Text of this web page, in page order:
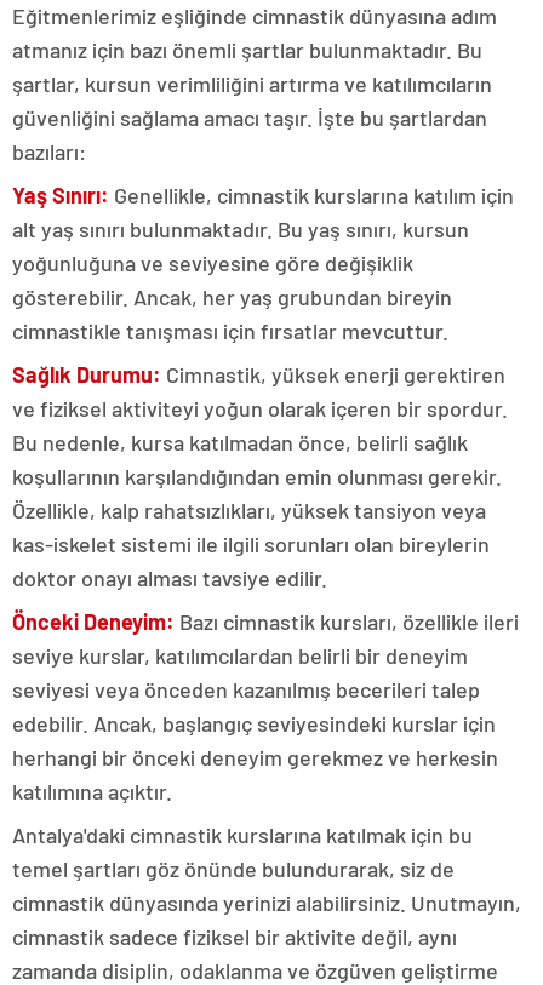
Eğitmenlerimiz eşliğinde cimnastik dünyasına adım
atmanız için bazı önemli şartlar bulunmaktadır. Bu
şartlar, kursun verimliliğini artırma ve katılımcıların
güvenliğini sağlama amacı taşır. İşte bu şartlardan
bazıları:
Yaş Sınırı: Genellikle, cimnastik kurslarına katılım için
alt yaş sınırı bulunmaktadır. Bu yaş sınırı, kursun
yoğunluğuna ve seviyesine göre değişiklik
gösterebilir. Ancak, her yaş grubundan bireyin
cimnastikle tanışması için fırsatlar mevcuttur.
Sağlık Durumu: Cimnastik, yüksek enerji gerektiren
ve fiziksel aktiviteyi yoğun olarak içeren bir spordur.
Bu nedenle, kursa katılmadan önce, belirli sağlık
koşullarının karşılandığından emin olunması gerekir.
Özellikle, kalp rahatsızlıkları, yüksek tansiyon veya
kas-iskelet sistemi ile ilgili sorunları olan bireylerin
doktor onayı alması tavsiye edilir.
Önceki Deneyim: Bazı cimnastik kursları, özellikle ileri
seviye kurslar, katılımcılardan belirli bir deneyim
seviyesi veya önceden kazanılmış becerileri talep
edebilir. Ancak, başlangıç seviyesindeki kurslar için
herhangi bir önceki deneyim gerekmez ve herkesin
katılımına açıktır.
Antalya'daki cimnastik kurslarına katılmak için bu
temel şartları göz önünde bulundurarak, siz de
cimnastik dünyasında yerinizi alabilirsiniz. Unutmayın,
cimnastik sadece fiziksel bir aktivite değil, aynı
zamanda disiplin, odaklanma ve özgüven geliştirme